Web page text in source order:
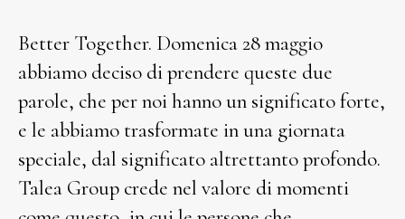
Better Together. Domenica 28 maggio
abbiamo deciso di prendere queste due
parole, che per noi hanno un significato forte,
e le abbiamo trasformate in una giornata
speciale, dal significato altrettanto profondo.
Talea Group crede nel valore di momenti